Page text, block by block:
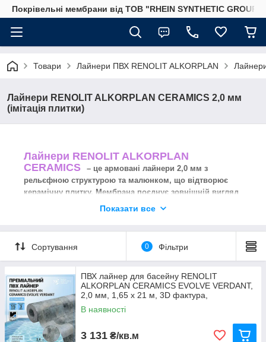
Покрівельні мембрани від ТОВ "RHEIN SYNTHETIC GROUP"
Товари Лайнери ПВХ RENOLIT ALKORPLAN
Лайнери RENOLIT ALKORPLAN CERAMICS 2,0 мм
(імітація плитки)
Лайнери RENOLIT ALKORPLAN
CERAMICS
– це армовані лайнери 2,0 мм з
рельєфною структурою та малюнком, що відтворює
керамічну плитку. Мембрана поєднує зовнішній вигляд
плитки з еластичністю та герметичністю ПВХ‑покриття.
Показати все
Сортування 0 Фільтри
ПВХ лайнер для басейну RENOLIT
ALKORPLAN CERAMICS EVOLVE VERDANT,
2,0 мм, 1,65 x 21 м, 3D фактура,
протиковзкий клас C
В наявності
3 131 ₴/кв.м